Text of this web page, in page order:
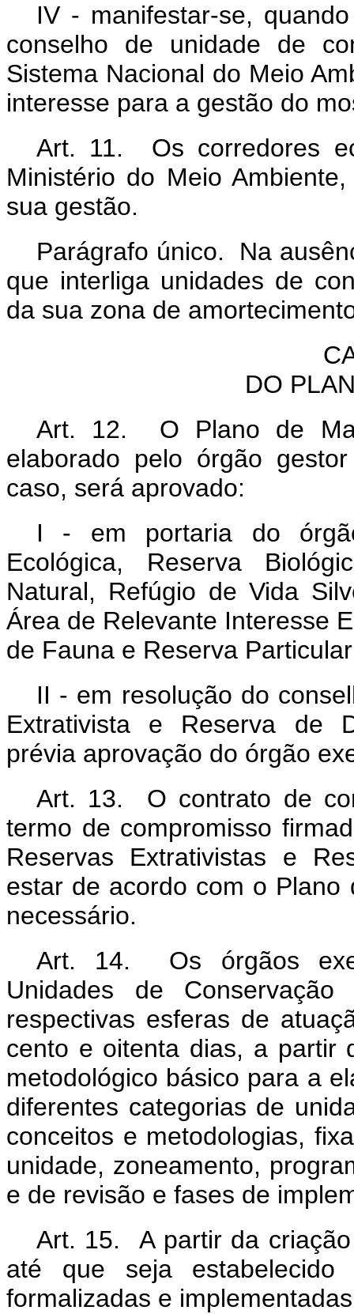
IV - manifestar-se,
conselho de unidade de
Sistema Nacional do Meio
interesse para a gestão do
Art. 11. Os corredores
Ministério do Meio
sua gestão.
Parágrafo único. Na
que interliga unidades de
da sua zona de
DO
Art. 12. O Plano de
elaborado pelo órgão
caso, será aprovado:
I - em portaria do
Ecológica, Reserva
Natural, Refúgio de Vida
Área de Relevante Interesse
de Fauna e Reserva
II - em resolução do
Extrativista e Reserva de
prévia aprovação do órgão
Art. 13. O contrato de
termo de compromisso
Reservas Extrativistas e
estar de acordo com o
necessário.
Art. 14. Os órgãos
Unidades de
respectivas esferas de
cento e oitenta dias, a partir
metodológico básico para a
diferentes categorias de
conceitos e metodologias,
unidade, zoneamento,
e de revisão e fases de
Art. 15. A partir da
até que seja
formalizadas e